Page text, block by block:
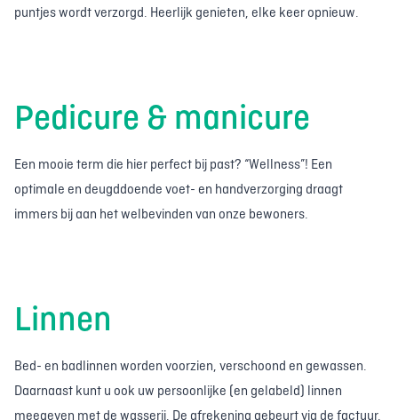
puntjes wordt verzorgd. Heerlijk genieten, elke keer opnieuw.
Pedicure & manicure
Een mooie term die hier perfect bij past? “Wellness”! Een
optimale en deugddoende voet- en handverzorging draagt
immers bij aan het welbevinden van onze bewoners.
Linnen
Bed- en badlinnen worden voorzien, verschoond en gewassen.
Daarnaast kunt u ook uw persoonlijke (en gelabeld) linnen